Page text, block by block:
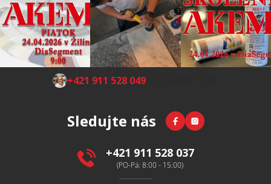
Z +421 911 528 049
Sledujte nás Facebook
Instagram
+421 911 528 037
(PO-Pá: 8:00 - 15:00)